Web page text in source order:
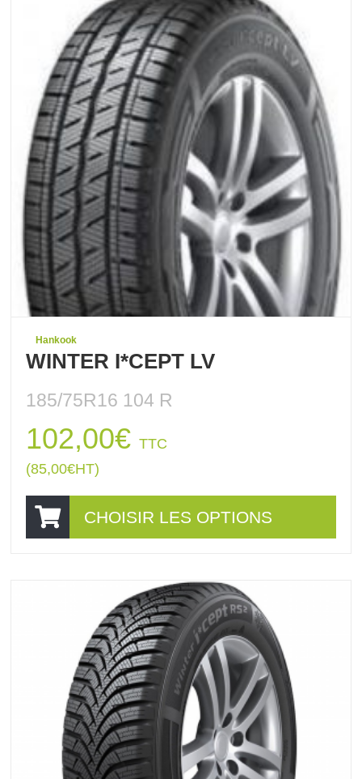
Hankook
WINTER I*CEPT LV
185/75R16 104 R
102,00€ TTC
(85,00€HT)
CHOISIR LES OPTIONS